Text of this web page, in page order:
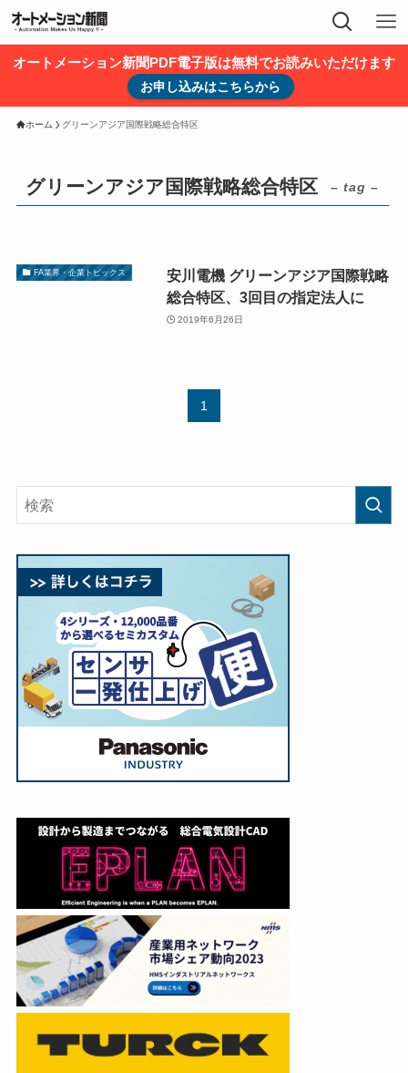
オートメーション新聞PDF電子版は無料でお読みいただけます
お申し込みはこちらから
ホーム グリーンアジア国際戦略総合特区
グリーンアジア国際戦略総合特区 – tag –
FA業界・企業トピックス
安川電機 グリーンアジア国際戦略
総合特区、3回目の指定法人に
2019年6月26日
1